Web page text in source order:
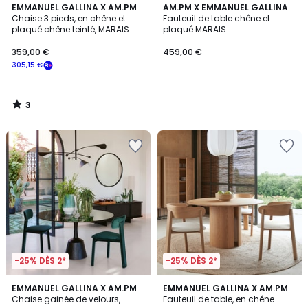
EMMANUEL GALLINA X AM.PM
Chaise 3 pieds, en chêne et
plaqué chêne teinté, MARAIS
305,15 €
359,00 €
3
/
5
3
/
AM.PM X EMMANUEL GALLINA
Fauteuil de table chêne et
plaqué MARAIS
459,00 €
-25% DÈS 2*
EMMANUEL GALLINA X AM.PM
Chaise gainée de velours,
5
/
2
-25% DÈS 2*
EMMANUEL GALLINA X AM.PM
Fauteuil de table, en chêne
5
/